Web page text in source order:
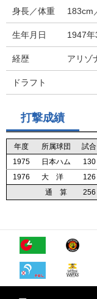
身長／体重 183cm
生年月日 1947年
経歴 アリゾ
ドラフト
打撃成績
年度 所属球団 試合
1975
日本ハム 130
1976
大 洋 126
通 算
256
年度 所属球団 試合
1975
日本ハム 130
1976
大 洋 126
通 算
256
年度 所属球団 試合
1975
日本ハム 130
1976
大 洋 126
通 算
256
年度 所属球団 試合
1975
日本ハム 130
1976
大 洋 126
通 算
256